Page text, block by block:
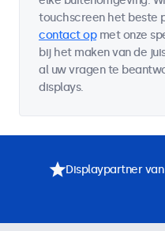
touchscreen het beste
contact opmet onze
bij het maken van de
al uw vragen te
displays.
Displaypartner